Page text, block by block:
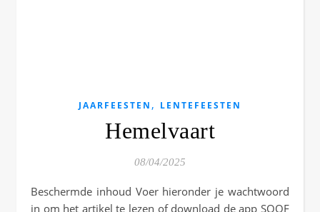
JAARFEESTEN , LENTEFEESTEN
Hemelvaart
08/04/2025
Beschermde inhoud Voer hieronder je wachtwoord
in om het artikel te lezen of download de app SOOF